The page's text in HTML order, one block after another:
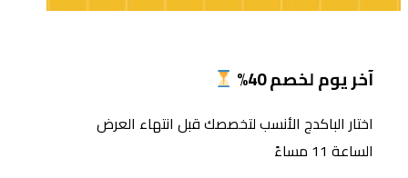
آخر يوم لخصم 40%
اختار الباكدج الأنسب لتخصصك قبل انتهاء العرض
الساعة 11 مساءً